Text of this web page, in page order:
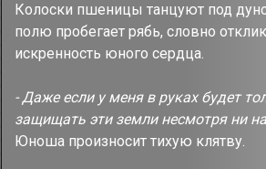
Колоски пшеницы танцуют под
полю пробегает рябь, словно
искренность юного сердца.
- Даже если у меня в руках будет
защищать эти земли несмотря ни
Юноша произносит тихую клятву.